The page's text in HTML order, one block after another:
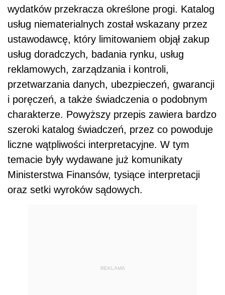
wydatków przekracza określone progi. Katalog
usług niematerialnych został wskazany przez
ustawodawcę, który limitowaniem objął zakup
usług doradczych, badania rynku, usług
reklamowych, zarządzania i kontroli,
przetwarzania danych, ubezpieczeń, gwarancji
i poręczeń, a także świadczenia o podobnym
charakterze. Powyższy przepis zawiera bardzo
szeroki katalog świadczeń, przez co powoduje
liczne wątpliwości interpretacyjne. W tym
temacie były wydawane już komunikaty
Ministerstwa Finansów, tysiące interpretacji
oraz setki wyroków sądowych.
REKLAMA